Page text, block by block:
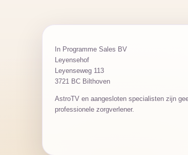
In Programme Sales BV
Leyensehof
Leyenseweg 113
3721 BC Bilthoven
AstroTV en aangesloten specialisten zijn
professionele zorgverlener.